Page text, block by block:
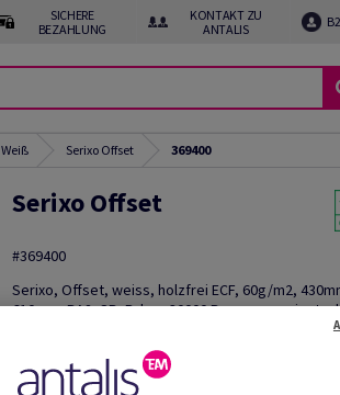
SICHERE
BEZAHLUNG
KONTAKT ZU
ANTALIS
Weiß Serixo Offset 369400
Serixo Offset
#369400
Serixo, Offset, weiss, holzfrei ECF, 60g/m2,
610mm, RA2, SB, Pal. zu 30000 Bogen ungeriest,
Weitere
Produktinformationen